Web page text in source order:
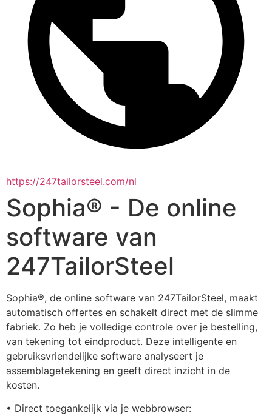
https://247tailorsteel.com/nl
Sophia® - De online
software van
247TailorSteel
Sophia®, de online software van 247TailorSteel, maakt
automatisch offertes en schakelt direct met de slimme
fabriek. Zo heb je volledige controle over je bestelling,
van tekening tot eindproduct. Deze intelligente en
gebruiksvriendelijke software analyseert je
assemblagetekening en geeft direct inzicht in de
kosten.
• Direct toegankelijk via je webbrowser: